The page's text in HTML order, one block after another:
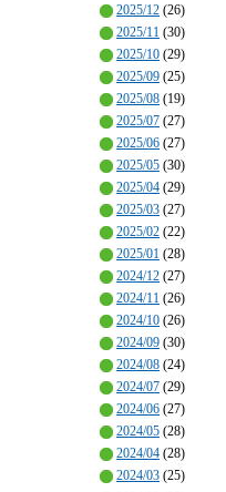
2025/12 (26)
2025/11 (30)
2025/10 (29)
2025/09 (25)
2025/08 (19)
2025/07 (27)
2025/06 (27)
2025/05 (30)
2025/04 (29)
2025/03 (27)
2025/02 (22)
2025/01 (28)
2024/12 (27)
2024/11 (26)
2024/10 (26)
2024/09 (30)
2024/08 (24)
2024/07 (29)
2024/06 (27)
2024/05 (28)
2024/04 (28)
2024/03 (25)